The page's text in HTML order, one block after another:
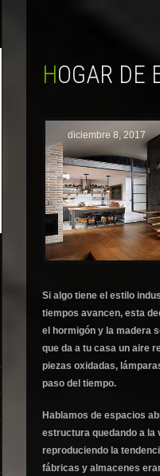
HOGAR
diciembre 8, 2017
Si algo tiene el estilo
tiempos avancen, esta
el hormigón y la madera
que da a tu casa un aire
piezas oxidadas,
paso del tiempo.
Hablamos de espacios
estructura quedando a la
reproduciendo la
fábricas y almacenes